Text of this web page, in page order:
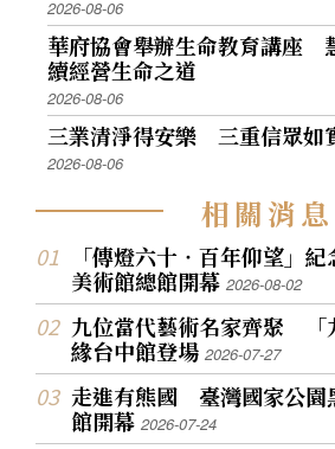
2026-08-06
華府協會舉辦生命教育講座
續經營生命之道
2026-08-06
三業清淨得安樂 三重信眾如
2026-08-06
相關消息
「傳燈六十‧百年仰望」
美術館總館開幕2026-08-02
九位當代藝術名家齊聚 「
緣台中館登場2026-07-27
走進有熊國 臺灣國家公園
館開幕2026-07-24